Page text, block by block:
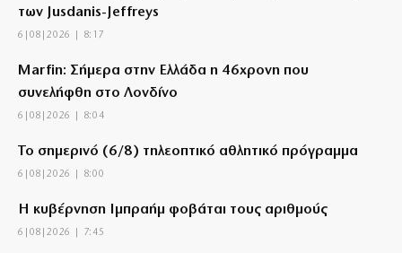
των Jusdanis-Jeffreys
6|08|2026 | 8:17
Marfin: Σήμερα στην Ελλάδα η 46χρονη που
συνελήφθη στο Λονδίνο
6|08|2026 | 8:04
Το σημερινό (6/8) τηλεοπτικό αθλητικό πρόγραμμα
6|08|2026 | 8:00
Η κυβέρνηση Ιμπραήμ φοβάται τους αριθμούς
6|08|2026 | 7:45